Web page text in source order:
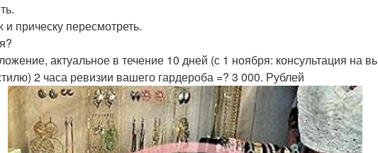
прическу пересмотреть.
актуальное в течение 10 дней (с 1 ноября: консультация на
2 часа ревизии вашего гардероба =? 3 000. Рублей